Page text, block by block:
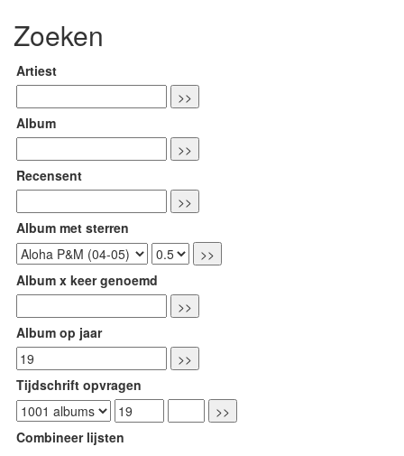
Zoeken
Artiest
Album
Recensent
Album met sterren
Album x keer genoemd
Album op jaar
Tijdschrift opvragen
Combineer lijsten